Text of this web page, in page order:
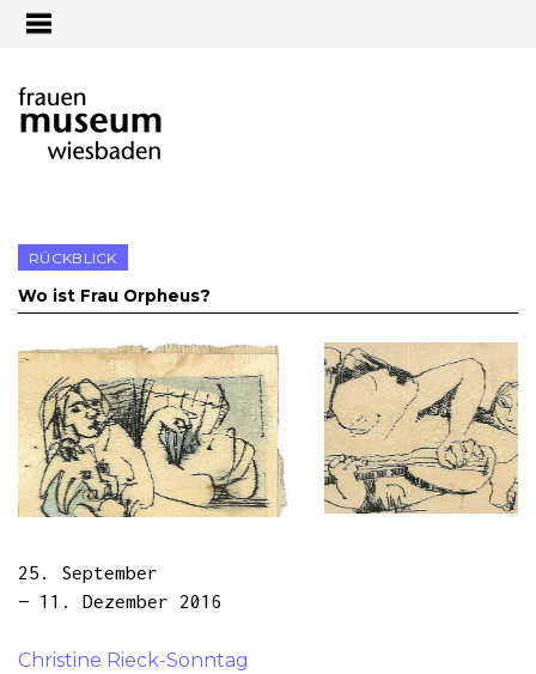
RÜCKBLICK
Wo ist Frau Orpheus?
25. September
— 11. Dezember 2016
Christine Rieck-Sonntag